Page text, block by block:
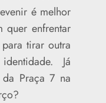
é melhor
quer enfrentar
tirar outra
Já
Praça 7 na